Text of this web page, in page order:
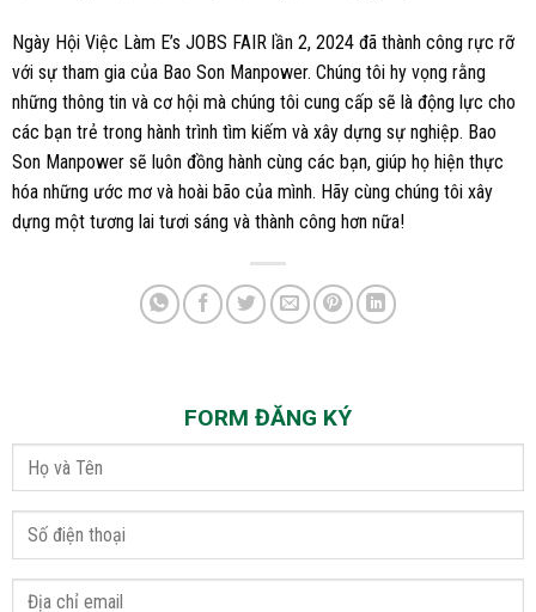
Ngày Hội Việc Làm E’s JOBS FAIR lần 2, 2024 đã thành công rực rỡ
với sự tham gia của Bao Son Manpower. Chúng tôi hy vọng rằng
những thông tin và cơ hội mà chúng tôi cung cấp sẽ là động lực cho
các bạn trẻ trong hành trình tìm kiếm và xây dựng sự nghiệp. Bao
Son Manpower sẽ luôn đồng hành cùng các bạn, giúp họ hiện thực
hóa những ước mơ và hoài bão của mình. Hãy cùng chúng tôi xây
dựng một tương lai tươi sáng và thành công hơn nữa!
FORM ĐĂNG KÝ